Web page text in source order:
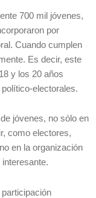
700 mil jóvenes,
por
Cuando cumplen
Es decir, este
y los 20 años
electorales.
jóvenes, no sólo en
como electores,
en la organización